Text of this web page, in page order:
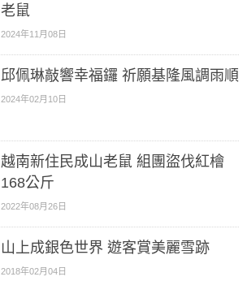
老鼠
2024年11月08日
邱佩琳敲響幸福鑼 祈願基隆風調雨順
2024年02月10日
越南新住民成山老鼠 組團盜伐紅檜
168公斤
2022年08月26日
山上成銀色世界 遊客賞美麗雪跡
2018年02月04日